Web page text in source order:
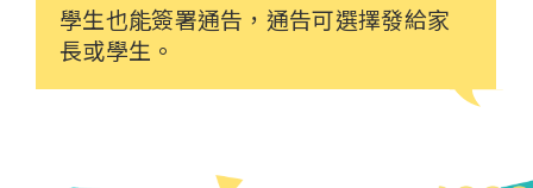
學生也能簽署通告，通告可選擇發給家
長或學生。